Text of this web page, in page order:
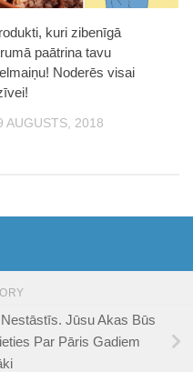
kuri zibenīgā
paātrina tavu
Noderēs visai
AUGUSTS, 2018
Jūsu Akas Būs
Par Pāris Gadiem